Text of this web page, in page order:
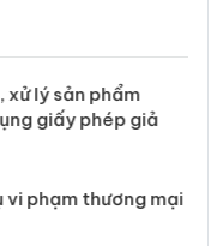
xử lý sản phẩm
dụng giấy phép